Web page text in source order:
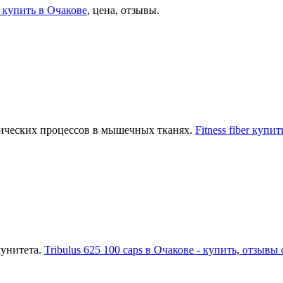
в Очакове, цена, отзывы.
процессов в мышечных тканях. Fitness fiber
Tribulus 625 100 caps в Очакове - купить, отзывы